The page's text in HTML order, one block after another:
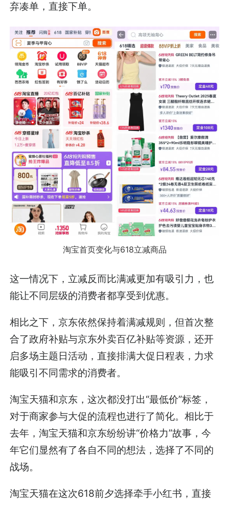
弃凑单，直接下单。
淘宝首页变化与618立减商品
这一情况下，立减反而比满减更加有吸引力，也
能让不同层级的消费者都享受到优惠。
相比之下，京东依然保持着满减规则，但首次整
合了政府补贴与京东外卖百亿补贴等资源，还开
启多场主题日活动，直接排满大促日程表，力求
能吸引不同需求的消费者。
淘宝天猫和京东，这次都没打出“最低价”标签，
对于商家参与大促的流程也进行了简化。相比于
去年，淘宝天猫和京东纷纷讲“价格力”故事，今
年它们显然有了各自不同的想法，选择了不同的
战场。
淘宝天猫在这次618前夕选择牵手小红书，直接